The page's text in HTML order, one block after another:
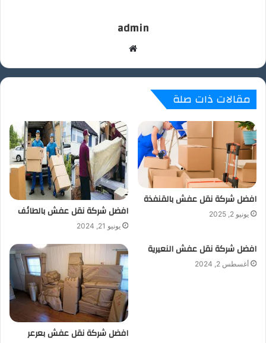
admin
مقالات ذات صلة
افضل شركة نقل عفش بالقنفذة
يونيو 2, 2025 افضل شركة نقل عفش بالطائف
يونيو 21, 2024
افضل شركة نقل عفش النعيرية
أغسطس 2, 2024
افضل شركة نقل عفش بعرعر